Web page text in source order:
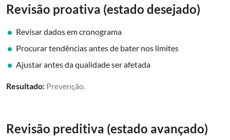
Revisão proativa (estado desejado)
Revisar dados em cronograma
Procurar tendências antes de bater nos limites
Ajustar antes da qualidade ser afetada
Resultado: Prevenção.
Revisão preditiva (estado avançado)